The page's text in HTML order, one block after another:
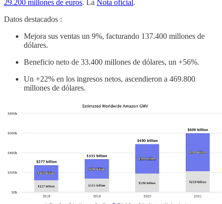
29.200 millones de euros. La Nota oficial.
Datos destacados :
Mejora sus ventas un 9%, facturando 137.400 millones de
dólares.
Beneficio neto de 33.400 millones de dólares, un +56%.
Un +22% en los ingresos netos, ascendieron a 469.800
millones de dólares.